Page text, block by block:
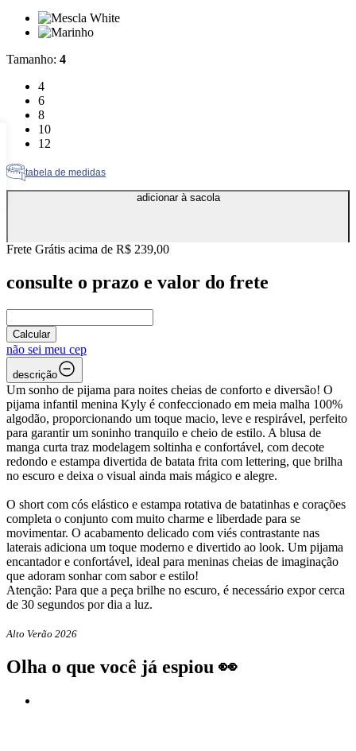
Cor: Mescla White
Cor: Marinho
Tamanho: 4
Tamanho: 4
4
Tamanho: 6
6
Tamanho: 8
8
Tamanho: 10
10
Tamanho: 12
12
tabela de medidas
adicionar à sacola
Frete Grátis acima de R$ 239,00
consulte o prazo e valor do frete
Calcular
não sei meu cep
descrição
Um sonho de pijama para noites cheias de conforto e diversão! O
pijama infantil menina Kyly é confeccionado em meia malha 100%
algodão, proporcionando um toque macio, leve e respirável, perfeito
para garantir um soninho tranquilo e cheio de estilo. A blusa de
manga curta traz modelagem soltinha e confortável, com decote
redondo e estampa divertida de batata frita com lettering, que brilha
no escuro e deixa o visual ainda mais mágico e alegre.
O short com cós elástico e estampa rotativa de batatinhas e corações
completa o conjunto com muito charme e liberdade para se
movimentar. O acabamento delicado com viés contrastante nas
laterais adiciona um toque moderno e divertido ao look. Um pijama
encantador e confortável, ideal para meninas cheias de imaginação
que adoram sonhar com sabor e estilo!
Atenção: Para que a peça brilhe no escuro, é necessário expor cerca
de 30 segundos por dia a luz.
Alto Verão 2026
Olha o que você já espiou 👀